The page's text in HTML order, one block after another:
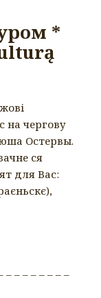
*
на чергову
Остервы.
ся
для Вас:
– – – – – – – –